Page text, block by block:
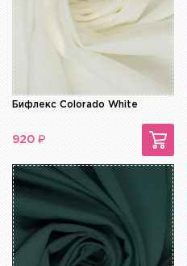
Бифлекс Colorado White
920 ₽